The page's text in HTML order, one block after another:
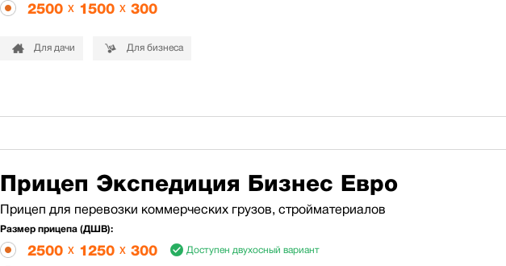
2500 x 1500 x 300
Для дачи Для бизнеса
Прицеп Экспедиция Бизнес Евро
Прицеп для перевозки коммерческих грузов, стройматериалов
Размер прицепа (ДШВ):
2500 x 1250 x 300 Доступен двухосный вариант